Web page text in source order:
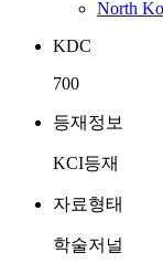
North
KDC
700
등재정보
KCI등재
자료형태
학술저널